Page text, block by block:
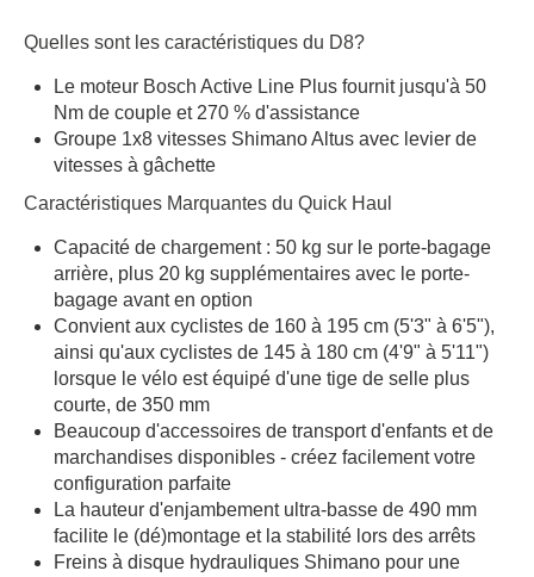
Quelles sont les caractéristiques du D8?
Le moteur Bosch Active Line Plus fournit jusqu'à 50
Nm de couple et 270 % d'assistance
Groupe 1x8 vitesses Shimano Altus avec levier de
vitesses à gâchette
Caractéristiques Marquantes du Quick Haul
Capacité de chargement : 50 kg sur le porte-bagage
arrière, plus 20 kg supplémentaires avec le porte-
bagage avant en option
Convient aux cyclistes de 160 à 195 cm (5'3" à 6'5"),
ainsi qu'aux cyclistes de 145 à 180 cm (4'9" à 5'11")
lorsque le vélo est équipé d'une tige de selle plus
courte, de 350 mm
Beaucoup d'accessoires de transport d'enfants et de
marchandises disponibles - créez facilement votre
configuration parfaite
La hauteur d'enjambement ultra-basse de 490 mm
facilite le (dé)montage et la stabilité lors des arrêts
Freins à disque hydrauliques Shimano pour une